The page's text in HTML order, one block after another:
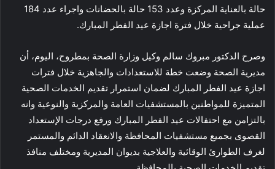
حالة بالعناية المركزة وعدد 153 حالة بالحضانات واجراء عدد 184
عملية جراحية خلال فترة اجازة عيد الفطر المبارك.
وصرح الدكتور مبروك سالم وكيل وزارة الصحة بمطروح، اليوم، أن
مديرية الصحة وضعت خطة للاستعدادات والجاهزية خلال فترات
اجازة عيد الفطر المبارك لضمان استمرار تقديم الخدمات الصحية
المتميزة للمواطنين بالمستشفيات العامة والمركزية والنوعية وانه
بالتزامن مع احتفالات عيد الفطر المبارك ورفع درجات الإستعداد
القصوى بجميع مستشفيات المحافظة والانعقاد الدائم والمستمر
لغرف الطوارئ الوقائية والعلاجية بديوان المديرية ومختلف منافذ